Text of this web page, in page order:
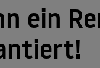
ein